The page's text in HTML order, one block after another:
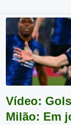
Vídeo:
Milão: Em